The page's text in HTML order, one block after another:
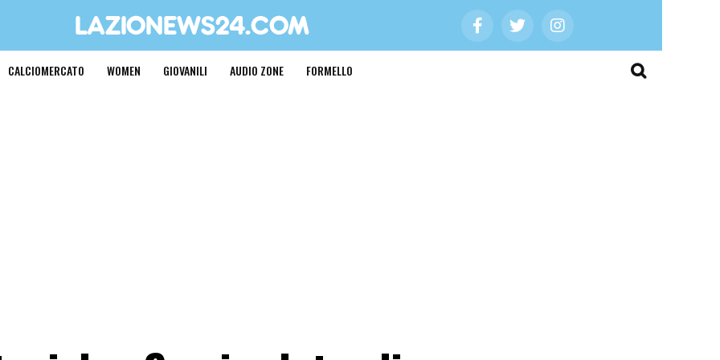
CALCIOMERCATO WOMEN GIOVANILI AUDIO ZONE FORMELLO